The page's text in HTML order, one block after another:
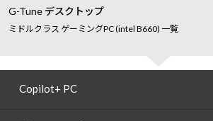
G-Tune デスクトップ
ミドルクラス ゲーミングPC (intel B660) 一覧
Copilot+ PC